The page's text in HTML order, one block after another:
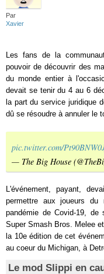
Par
Xavier
Les fans de la
pouvoir de découvrir des
du monde entier à
devait se tenir du 4 au 6
la part du service juridique
dû se résoudre à annuler le
pic.twitter.com/
— The Big House
L'événement, payant,
permettre aux joueurs
pandémie de Covid-19,
Super Smash Bros. Melee
la 10e édition de cet
au coeur du Michigan, à
Le mod Slippi en